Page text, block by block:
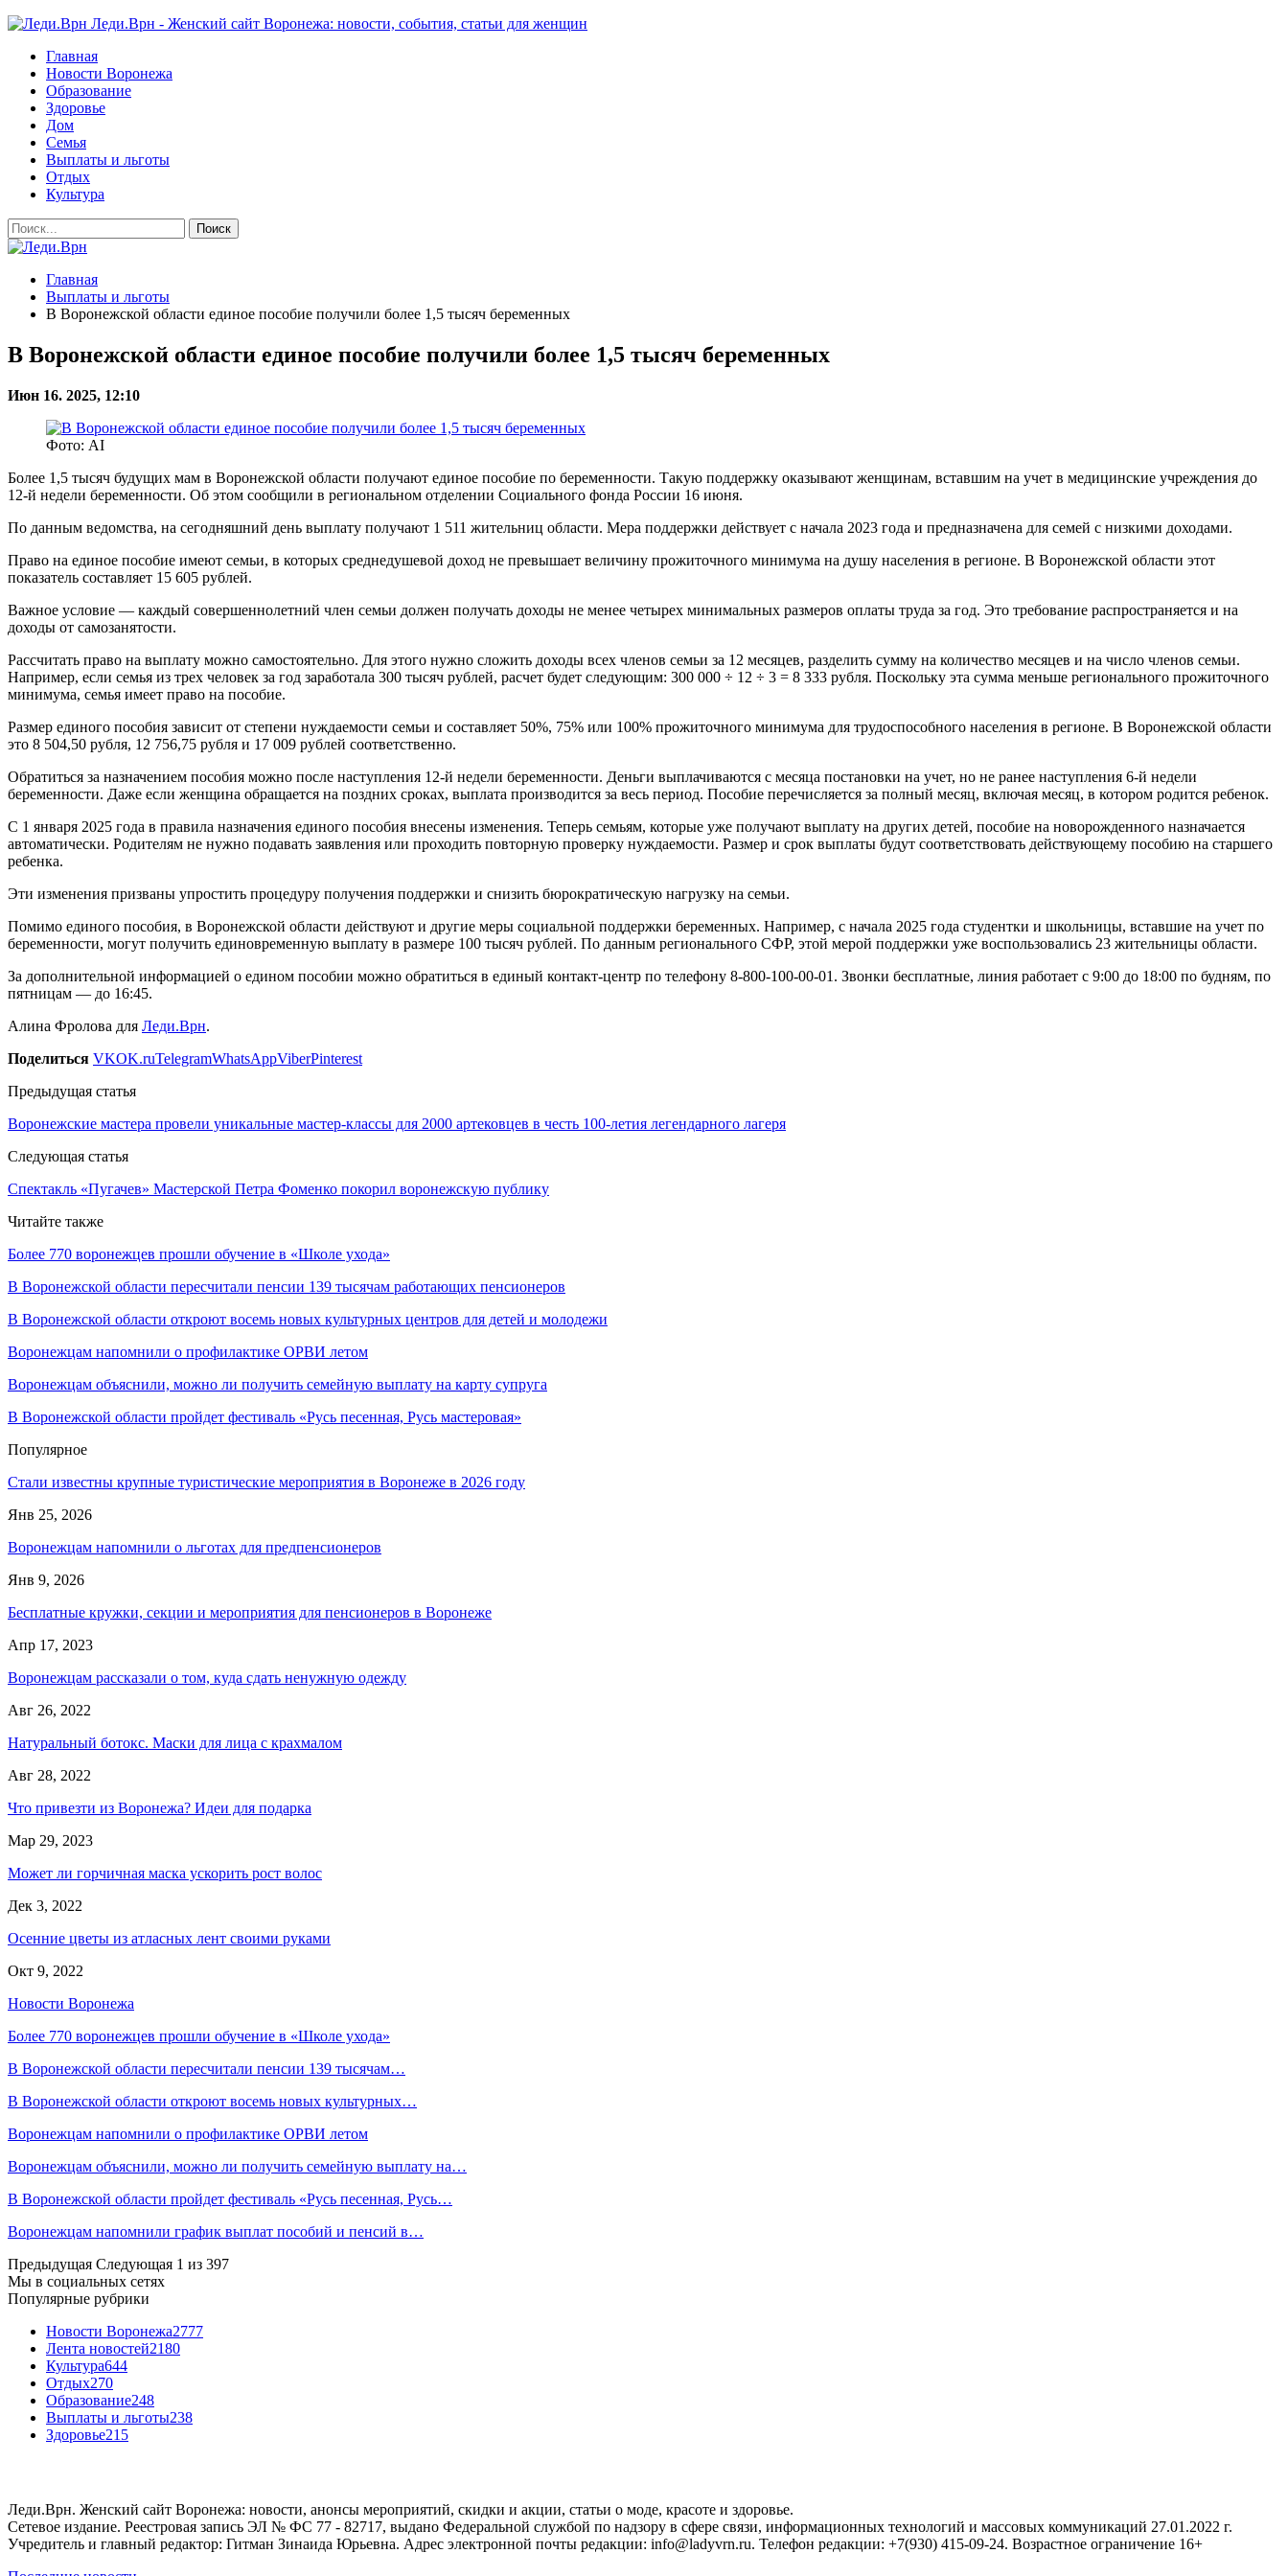
Леди.Врн - Женский сайт Воронежа: новости, события, статьи для женщин
Главная
Новости Воронежа
Образование
Здоровье
Дом
Семья
Выплаты и льготы
Отдых
Культура
Главная
Выплаты и льготы
В Воронежской области единое пособие получили более 1,5 тысяч беременных
В Воронежской области единое пособие получили более 1,5 тысяч беременных
Июн 16. 2025, 12:10
Фото: AI
Более 1,5 тысяч будущих мам в Воронежской области получают единое пособие по беременности. Такую поддержку оказывают женщинам, вставшим на учет в медицинские учреждения до
12-й недели беременности. Об этом сообщили в региональном отделении Социального фонда России 16 июня.
По данным ведомства, на сегодняшний день выплату получают 1 511 жительниц области. Мера поддержки действует с начала 2023 года и предназначена для семей с низкими доходами.
Право на единое пособие имеют семьи, в которых среднедушевой доход не превышает величину прожиточного минимума на душу населения в регионе. В Воронежской области этот
показатель составляет 15 605 рублей.
Важное условие — каждый совершеннолетний член семьи должен получать доходы не менее четырех минимальных размеров оплаты труда за год. Это требование распространяется и на
доходы от самозанятости.
Рассчитать право на выплату можно самостоятельно. Для этого нужно сложить доходы всех членов семьи за 12 месяцев, разделить сумму на количество месяцев и на число членов семьи.
Например, если семья из трех человек за год заработала 300 тысяч рублей, расчет будет следующим: 300 000 ÷ 12 ÷ 3 = 8 333 рубля. Поскольку эта сумма меньше регионального прожиточного
минимума, семья имеет право на пособие.
Размер единого пособия зависит от степени нуждаемости семьи и составляет 50%, 75% или 100% прожиточного минимума для трудоспособного населения в регионе. В Воронежской области
это 8 504,50 рубля, 12 756,75 рубля и 17 009 рублей соответственно.
Обратиться за назначением пособия можно после наступления 12-й недели беременности. Деньги выплачиваются с месяца постановки на учет, но не ранее наступления 6-й недели
беременности. Даже если женщина обращается на поздних сроках, выплата производится за весь период. Пособие перечисляется за полный месяц, включая месяц, в котором родится ребенок.
С 1 января 2025 года в правила назначения единого пособия внесены изменения. Теперь семьям, которые уже получают выплату на других детей, пособие на новорожденного назначается
автоматически. Родителям не нужно подавать заявления или проходить повторную проверку нуждаемости. Размер и срок выплаты будут соответствовать действующему пособию на старшего
ребенка.
Эти изменения призваны упростить процедуру получения поддержки и снизить бюрократическую нагрузку на семьи.
Помимо единого пособия, в Воронежской области действуют и другие меры социальной поддержки беременных. Например, с начала 2025 года студентки и школьницы, вставшие на учет по
беременности, могут получить единовременную выплату в размере 100 тысяч рублей. По данным регионального СФР, этой мерой поддержки уже воспользовались 23 жительницы области.
За дополнительной информацией о едином пособии можно обратиться в единый контакт-центр по телефону 8-800-100-00-01. Звонки бесплатные, линия работает с 9:00 до 18:00 по будням, по
пятницам — до 16:45.
Алина Фролова для Леди.Врн.
Поделиться VKOK.ruTelegramWhatsAppViberPinterest
Предыдущая статья
Воронежские мастера провели уникальные мастер-классы для 2000 артековцев в честь 100-летия легендарного лагеря
Следующая статья
Спектакль «Пугачев» Мастерской Петра Фоменко покорил воронежскую публику
Читайте также
Более 770 воронежцев прошли обучение в «Школе ухода»
В Воронежской области пересчитали пенсии 139 тысячам работающих пенсионеров
В Воронежской области откроют восемь новых культурных центров для детей и молодежи
Воронежцам напомнили о профилактике ОРВИ летом
Воронежцам объяснили, можно ли получить семейную выплату на карту супруга
В Воронежской области пройдет фестиваль «Русь песенная, Русь мастеровая»
Популярное
Стали известны крупные туристические мероприятия в Воронеже в 2026 году
Янв 25, 2026
Воронежцам напомнили о льготах для предпенсионеров
Янв 9, 2026
Бесплатные кружки, секции и мероприятия для пенсионеров в Воронеже
Апр 17, 2023
Воронежцам рассказали о том, куда сдать ненужную одежду
Авг 26, 2022
Натуральный ботокс. Маски для лица с крахмалом
Авг 28, 2022
Что привезти из Воронежа? Идеи для подарка
Мар 29, 2023
Может ли горчичная маска ускорить рост волос
Дек 3, 2022
Осенние цветы из атласных лент своими руками
Окт 9, 2022
Новости Воронежа
Более 770 воронежцев прошли обучение в «Школе ухода»
В Воронежской области пересчитали пенсии 139 тысячам…
В Воронежской области откроют восемь новых культурных…
Воронежцам напомнили о профилактике ОРВИ летом
Воронежцам объяснили, можно ли получить семейную выплату на…
В Воронежской области пройдет фестиваль «Русь песенная, Русь…
Воронежцам напомнили график выплат пособий и пенсий в…
Предыдущая Следующая 1 из 397
Мы в социальных сетях
Популярные рубрики
Новости Воронежа2777
Лента новостей2180
Культура644
Отдых270
Образование248
Выплаты и льготы238
Здоровье215
Леди.Врн. Женский сайт Воронежа: новости, анонсы мероприятий, скидки и акции, статьи о моде, красоте и здоровье.
Сетевое издание. Реестровая запись ЭЛ № ФС 77 - 82717, выдано Федеральной службой по надзору в сфере связи, информационных технологий и массовых коммуникаций 27.01.2022 г.
Учредитель и главный редактор: Гитман Зинаида Юрьевна. Адрес электронной почты редакции: info@ladyvrn.ru. Телефон редакции: +7(930) 415-09-24. Возрастное ограничение 16+